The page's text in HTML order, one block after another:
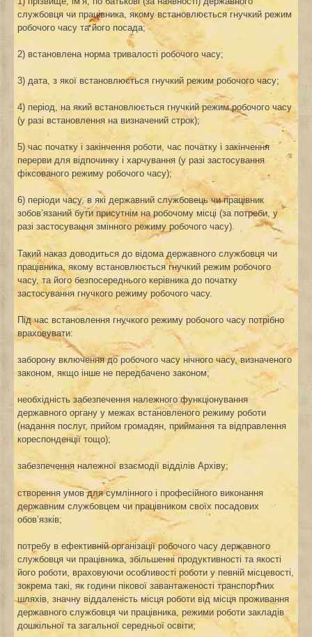
службовця чи працівника, якому встановлюється гнучкий режим
робочого часу та його посада;
2) встановлена норма тривалості робочого часу;
3) дата, з якої встановлюється гнучкий режим робочого часу;
4) період, на який встановлюється гнучкий режим робочого часу
(у разі встановлення на визначений строк);
5) час початку і закінчення роботи, час початку і закінчення
перерви для відпочинку і харчування (у разі застосування
фіксованого режиму робочого часу);
6) періоди часу, в які державний службовець чи працівник
зобов’язаний бути присутнім на робочому місці (за потреби, у
разі застосування змінного режиму робочого часу).
Такий наказ доводиться до відома державного службовця чи
працівника, якому встановлюється гнучкий режим робочого
часу, та його безпосереднього керівника до початку
застосування гнучкого режиму робочого часу.
Під час встановлення гнучкого режиму робочого часу потрібно
враховувати:
заборону включення до робочого часу нічного часу, визначеного
законом, якщо інше не передбачено законом;
необхідність забезпечення належного функціонування
державного органу у межах встановленого режиму роботи
(надання послуг, прийом громадян, приймання та відправлення
кореспонденції тощо);
забезпечення належної взаємодії відділів Архіву;
створення умов для сумлінного і професійного виконання
державним службовцем чи працівником своїх посадових
обов’язків;
потребу в ефективній організації робочого часу державного
службовця чи працівника, збільшенні продуктивності та якості
його роботи, враховуючи особливості роботи у певній місцевості,
зокрема такі, як години пікової завантаженості транспортних
шляхів, значну віддаленість місця роботи від місця проживання
державного службовця чи працівника, режими роботи закладів
дошкільної та загальної середньої освіти;